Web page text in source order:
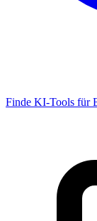
Finde KI-Tools für